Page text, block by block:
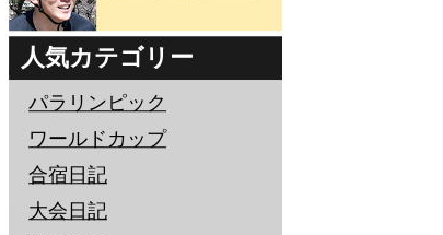
人気カテゴリー
パラリンピック
ワールドカップ
合宿日記
大会日記